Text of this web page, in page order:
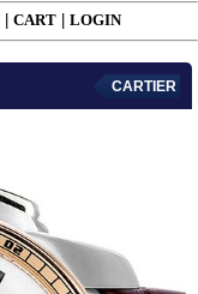
CART LOGIN
CARTIER